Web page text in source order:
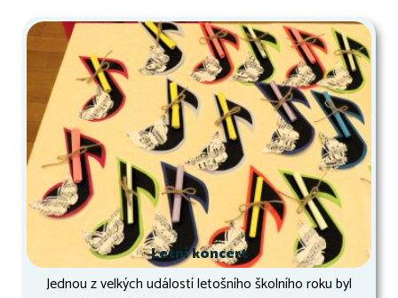
Letní koncert
Jednou z velkých událostí letošního školního roku byl